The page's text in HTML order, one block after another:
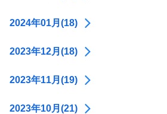
2024年01月(18)
2023年12月(18)
2023年11月(19)
2023年10月(21)